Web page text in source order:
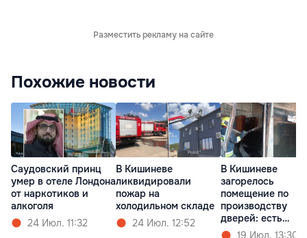
Разместить рекламу на сайте
Похожие новости
Саудовский принц
умер в отеле Лондона
от наркотиков и
алкоголя
24 Июл. 11:32
В Кишиневе
ликвидировали
пожар на
холодильном складе
24 Июл. 12:52
В Кишиневе
загорелось
помещение по
производству
дверей: есть
пострадавший
19 Июл. 13:30